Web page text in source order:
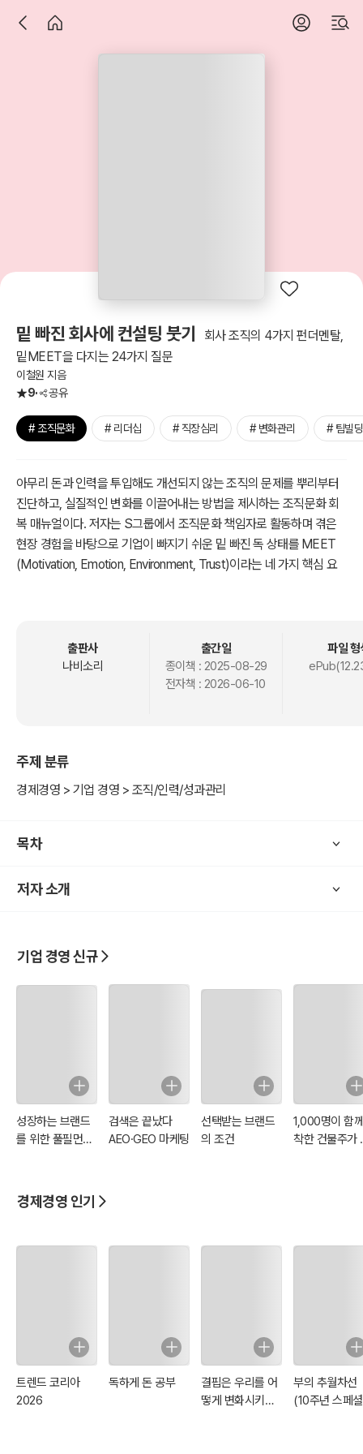
밑 빠진 회사에 컨설팅 붓기
회사 조직의 4가지 펀더멘탈,
밑MEET을 다지는 24가지 질문
이철원 지음
9
공유
# 조직문화 # 리더십 # 직장심리 # 변화관리 # 팀빌딩
아무리 돈과 인력을 투입해도 개선되지 않는 조직의 문제를 뿌리부터
진단하고, 실질적인 변화를 이끌어내는 방법을 제시하는 조직문화 회
복 매뉴얼이다. 저자는 S그룹에서 조직문화 책임자로 활동하며 겪은
현장 경험을 바탕으로 기업이 빠지기 쉬운 밑 빠진 독 상태를 MEET
(Motivation, Emotion, Environment, Trust)이라는 네 가지 핵심 요
출판사
나비소리
출간일
종이책 : 2025-08-29
전자책 : 2026-06-10
파일 형
주제 분류
경제경영 > 기업 경영 > 조직/인력/성과관리
목차
저자 소개
기업 경영 신규
성장하는 브랜드
를 위한 풀필먼트
검색은 끝났다
AEO·GEO 마케팅
선택받는 브랜드
의 조건
1,000명이 함께
착한 건물주가
경제경영 인기
트렌드 코리아
2026
독하게 돈 공부
결핍은 우리를 어
떻게 변화시키는
부의 추월차선
(10주년 스페셜